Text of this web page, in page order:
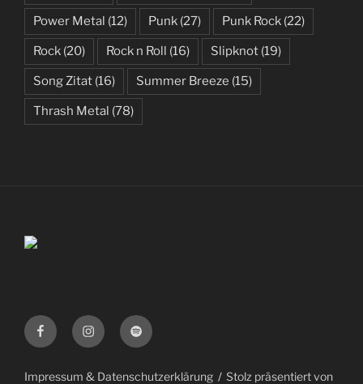
Power Metal (12) Punk (27) Punk Rock (22)
Rock (20) Rock n Roll (16) Slipknot (19)
Song Zitat (16) Summer Breeze (15)
Thrash Metal (78)
FacebookInstagramSpotify
Impressum & Datenschutzerklärung Stolz präsentiert von